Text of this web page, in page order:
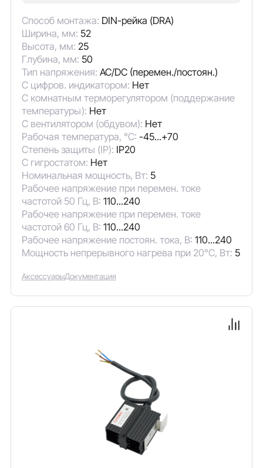
Способ монтажа: DIN-рейка (DRA)
Ширина, мм: 52
Высота, мм: 25
Глубина, мм: 50
Тип напряжения: AC/DC (перемен./постоян.)
С цифров. индикатором: Нет
С комнатным терморегулятором (поддержание
температуры): Нет
С вентилятором (обдувом): Нет
Рабочая температура, °C: -45...+70
Степень защиты (IP): IP20
С гигростатом: Нет
Номинальная мощность, Вт: 5
Рабочее напряжение при перемен. токе
частотой 50 Гц, В: 110...240
Рабочее напряжение при перемен. токе
частотой 60 Гц, В: 110...240
Рабочее напряжение постоян. тока, В: 110...240
Мощность непрерывного нагрева при 20°C, Вт: 5
АксессуарыДокументация